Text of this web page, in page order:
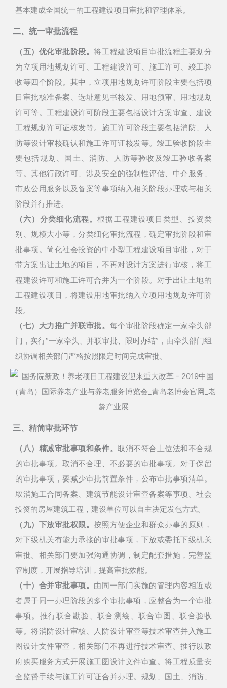
基本建成全国统一的工程建设项目审批和管理体系。
二、统一审批流程
（五）优化审批阶段。将工程建设项目审批流程主要划分
为立项用地规划许可、工程建设许可、施工许可、竣工验
收等四个阶段。其中，立项用地规划许可阶段主要包括项
目审批核准备案、选址意见书核发、用地预审、用地规划
许可等。工程建设许可阶段主要包括设计方案审查、建设
工程规划许可证核发等。施工许可阶段主要包括消防、人
防等设计审核确认和施工许可证核发等。竣工验收阶段主
要包括规划、国土、消防、人防等验收及竣工验收备案
等。其他行政许可、涉及安全的强制性评估、中介服务、
市政公用服务以及备案等事项纳入相关阶段办理或与相关
阶段并行推进。
（六）分类细化流程。根据工程建设项目类型、投资类
别、规模大小等，分类细化审批流程，确定审批阶段和审
批事项。简化社会投资的中小型工程建设项目审批，对于
带方案出让土地的项目，不再对设计方案进行审核，将工
程建设许可和施工许可合并为一个阶段。对于出让土地的
工程建设项目，将建设用地审批纳入立项用地规划许可阶
段。
（七）大力推广并联审批。 每个审批阶段确定一家牵头部
门，实行“一家牵头、并联审批、限时办结”，由牵头部门组
织协调相关部门严格按照限定时间完成审批。
三、精简审批环节
（八）精减审批事项和条件。取消不符合上位法和不合规
的审批事项。取消不合理、不必要的审批事项。对于保留
的审批事项，要减少审批前置条件，公布审批事项清单。
取消施工合同备案、建筑节能设计审查备案等事项。社会
投资的房屋建筑工程，建设单位可以自主决定发包方式。
（九）下放审批权限。按照方便企业和群众办事的原则，
对下级机关有能力承接的审批事项，下放或委托下级机关
审批。相关部门要加强沟通协调，制定配套措施，完善监
管制度，开展指导培训，提高审批效能。
（十）合并审批事项。 由同一部门实施的管理内容相近或
者属于同一办理阶段的多个审批事项，应整合为一个审批
事项。推行联合勘验、联合测绘、联合审图、联合验收
等。将消防设计审核、人防设计审查等技术审查并入施工
图设计文件审查，相关部门不再进行技术审查。推行以政
府购买服务方式开展施工图设计文件审查。将工程质量安
全监督手续与施工许可证合并办理。 规划、国土、消防、